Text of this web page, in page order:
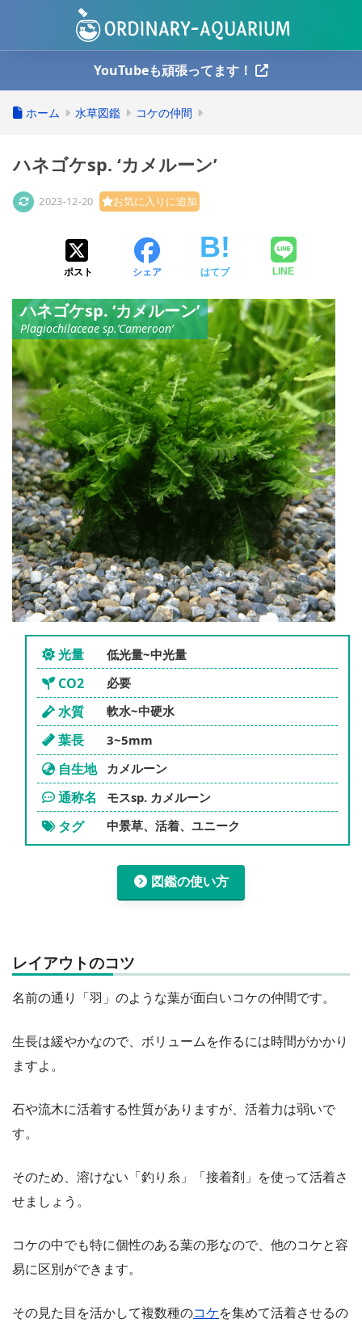
YouTubeも頑張ってます！
ホーム 水草図鑑 コケの仲間
ハネゴケsp. ‘カメルーン’
2023-12-20 お気に入りに追加
ポスト シェア はてブ LINE
ハネゴケsp. ‘カメルーン’
Plagiochilaceae sp.’Cameroon’
光量 低光量~中光量
CO2 必要
水質 軟水~中硬水
葉長 3~5mm
自生地 カメルーン
通称名 モスsp. カメルーン
タグ 中景草、活着、ユニーク
図鑑の使い方
レイアウトのコツ
名前の通り「羽」のような葉が面白いコケの仲間です。
生長は緩やかなので、ボリュームを作るには時間がかかり
ますよ。
石や流木に活着する性質がありますが、活着力は弱いで
す。
そのため、溶けない「釣り糸」「接着剤」を使って活着さ
せましょう。
コケの中でも特に個性のある葉の形なので、他のコケと容
易に区別ができます。
その見た目を活かして複数種のコケを集めて活着させるの